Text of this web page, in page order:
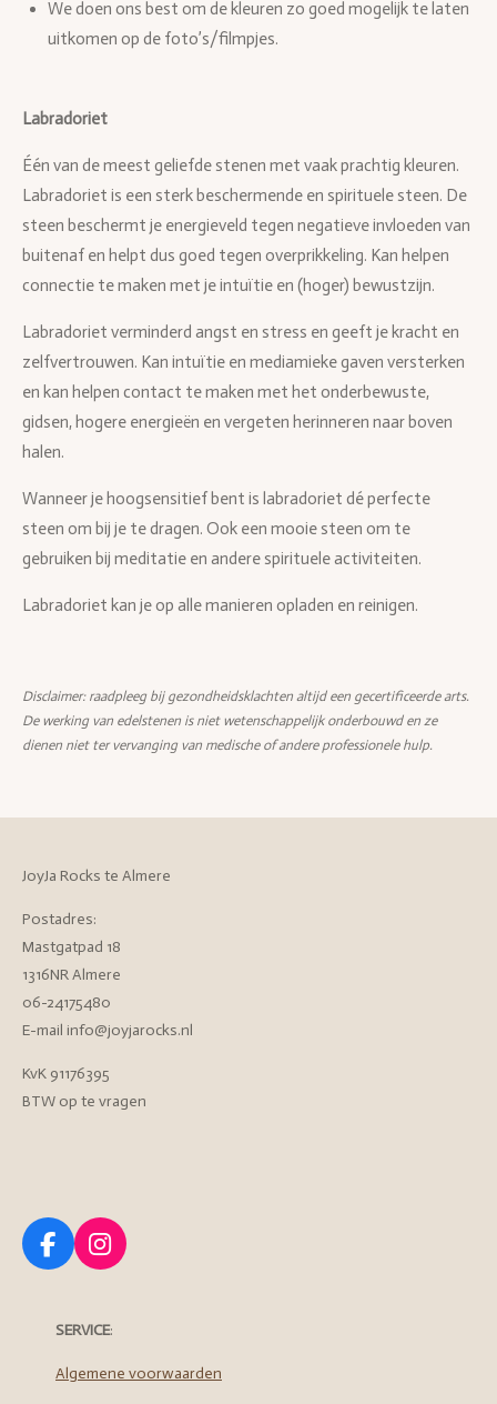
We doen ons best om de kleuren zo goed mogelijk te laten
uitkomen op de foto’s/filmpjes.
Labradoriet
Één van de meest geliefde stenen met vaak prachtig kleuren.
Labradoriet is een sterk beschermende en spirituele steen. De
steen beschermt je energieveld tegen negatieve invloeden van
buitenaf en helpt dus goed tegen overprikkeling. Kan helpen
connectie te maken met je intuïtie en (hoger) bewustzijn.
Labradoriet verminderd angst en stress en geeft je kracht en
zelfvertrouwen. Kan intuïtie en mediamieke gaven versterken
en kan helpen contact te maken met het onderbewuste,
gidsen, hogere energieën en vergeten herinneren naar boven
halen.
Wanneer je hoogsensitief bent is labradoriet dé perfecte
steen om bij je te dragen. Ook een mooie steen om te
gebruiken bij meditatie en andere spirituele activiteiten.
Labradoriet kan je op alle manieren opladen en reinigen.
Disclaimer: raadpleeg bij gezondheidsklachten altijd een gecertificeerde arts.
De werking van edelstenen is niet wetenschappelijk onderbouwd en ze
dienen niet ter vervanging van medische of andere professionele hulp.
JoyJa Rocks te Almere
Postadres:
Mastgatpad 18
1316NR Almere
06-24175480
E-mail info@joyjarocks.nl
KvK 91176395
BTW op te vragen
F
a
e
o
I
n
t
g
SERVICE:
Algemene voorwaarden